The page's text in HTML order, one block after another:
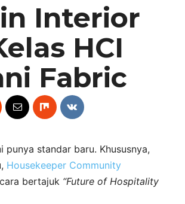
Interior
HCI
Fabric
standar baru. Khususnya,
Housekeeper Community
bertajuk “Future of Hospitality